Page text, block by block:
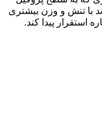
با تنش و وزن بیشتری
استقرار پیدا کند.